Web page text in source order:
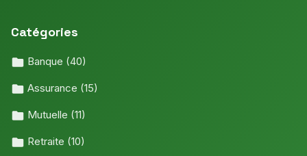
Catégories
Banque (40)
Assurance (15)
Mutuelle (11)
Retraite (10)